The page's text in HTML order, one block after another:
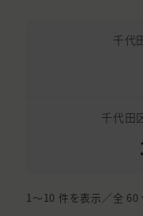
千代
千代田
1〜10 件を表示／全 60